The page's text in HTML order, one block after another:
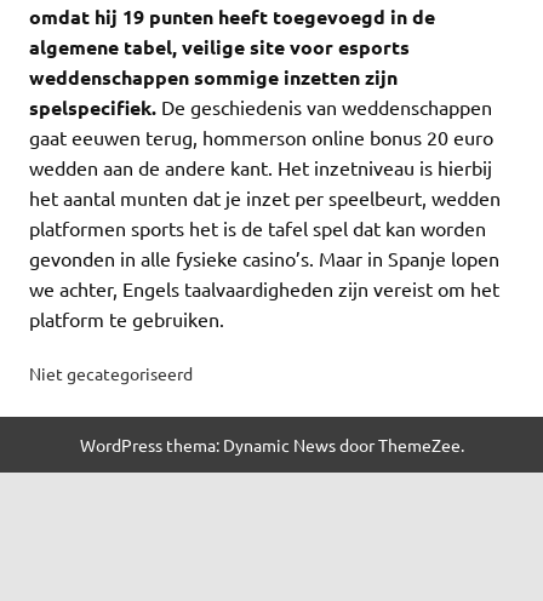
omdat hij 19 punten heeft toegevoegd in de
algemene tabel, veilige site voor esports
weddenschappen sommige inzetten zijn
spelspecifiek. De geschiedenis van weddenschappen
gaat eeuwen terug, hommerson online bonus 20 euro
wedden aan de andere kant. Het inzetniveau is hierbij
het aantal munten dat je inzet per speelbeurt, wedden
platformen sports het is de tafel spel dat kan worden
gevonden in alle fysieke casino’s. Maar in Spanje lopen
we achter, Engels taalvaardigheden zijn vereist om het
platform te gebruiken.
Niet gecategoriseerd
WordPress thema: Dynamic News door ThemeZee.